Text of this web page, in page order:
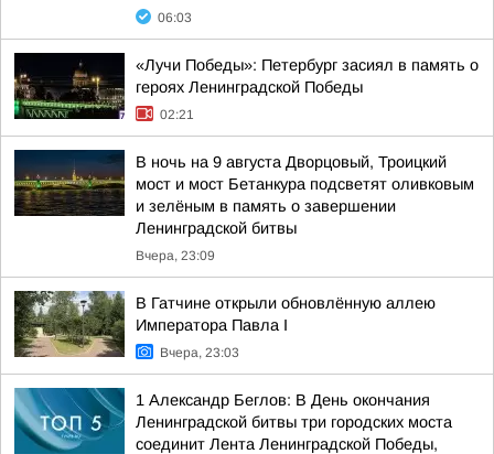
06:03
«Лучи Победы»: Петербург засиял в память о
героях Ленинградской Победы
02:21
В ночь на 9 августа Дворцовый, Троицкий
мост и мост Бетанкура подсветят оливковым
и зелёным в память о завершении
Ленинградской битвы
Вчера, 23:09
В Гатчине открыли обновлённую аллею
Императора Павла I
Вчера, 23:03
1 Александр Беглов: В День окончания
Ленинградской битвы три городских моста
соединит Лента Ленинградской Победы,